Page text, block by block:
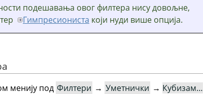
подешавања овог филтера нису довољне,
Гимпресиониста који нуди више опција.
менију под Филтери → Уметнички → Кубизам…